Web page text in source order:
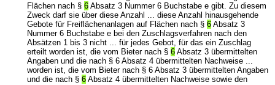
Flächen nach §6 Absatz 3 Nummer 6 Buchstabe e gibt. Zu diesem
Zweck darf sie über diese Anzahl ... diese Anzahl hinausgehende
Gebote für Freiflächenanlagen auf Flächen nach §6 Absatz 3
Nummer 6 Buchstabe e bei den Zuschlagsverfahren nach den
Absätzen 1 bis 3 nicht ... für jedes Gebot, für das ein Zuschlag
erteilt worden ist, die vom Bieter nach §6 Absatz 3 übermittelten
Angaben und die nach § 6 Absatz 4 übermittelten Nachweise ...
worden ist, die vom Bieter nach § 6 Absatz 3 übermittelten Angaben
und die nach §6 Absatz 4 übermittelten Nachweise sowie den